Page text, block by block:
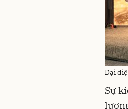
Đại
Sự